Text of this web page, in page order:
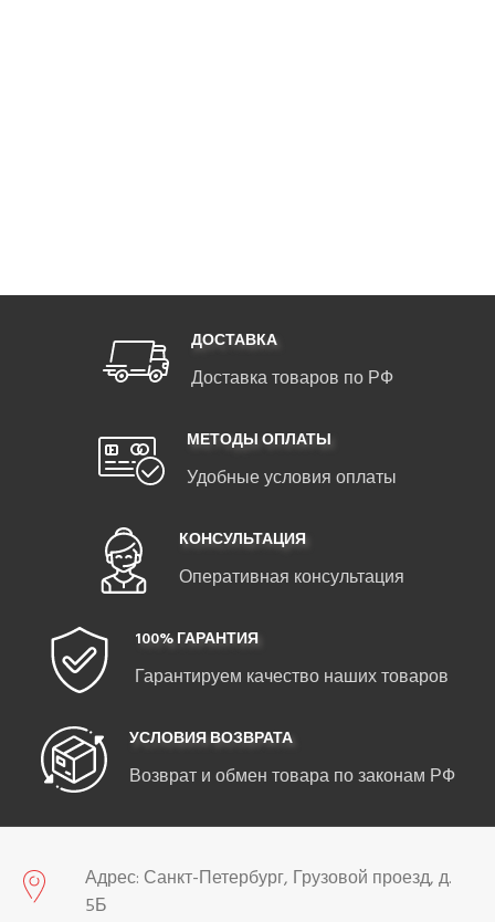
ДОСТАВКА
Доставка товаров по РФ
МЕТОДЫ ОПЛАТЫ
Удобные условия оплаты
КОНСУЛЬТАЦИЯ
Оперативная консультация
100% ГАРАНТИЯ
Гарантируем качество наших товаров
УСЛОВИЯ ВОЗВРАТА
Возврат и обмен товара по законам РФ
Адрес: Санкт-Петербург, Грузовой проезд, д.
5Б